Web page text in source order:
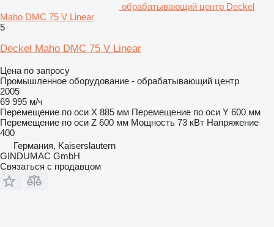
обрабатывающий центр Deckel
Maho DMC 75 V Linear
5
Deckel Maho DMC 75 V Linear
Цена по запросу
Промышленное оборудование - обрабатывающий центр
2005
69 995 м/ч
Перемещение по оси X 885 мм Перемещение по оси Y 600 мм
Перемещение по оси Z 600 мм Мощность 73 кВт Напряжение
400
Германия, Kaiserslautern
GINDUMAC GmbH
Связаться с продавцом